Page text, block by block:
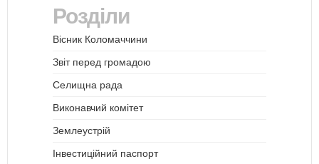
Розділи
Вісник Коломаччини
Звіт перед громадою
Селищна рада
Виконавчий комітет
Землеустрій
Інвестиційний паспорт